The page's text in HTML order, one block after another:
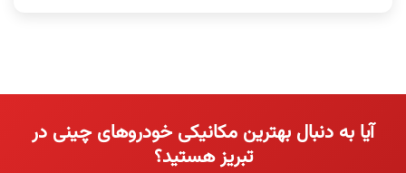
آیا به دنبال بهترین مکانیکی خودروهای چینی در
تبریز هستید؟